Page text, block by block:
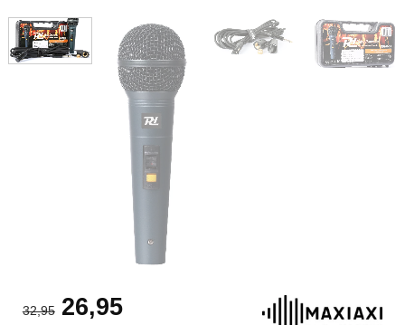
32,95 Oorspronkelijke
26,95Huidige